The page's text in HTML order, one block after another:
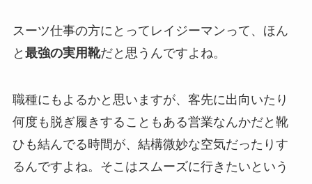
スーツ仕事の方にとってレイジーマンって、ほん
と 最強の実用靴だと思うんですよね。
職種にもよるかと思いますが、客先に出向いたり
何度も脱ぎ履きすることもある営業なんかだと靴
ひも結んでる時間が、結構微妙な空気だったりす
るんですよね。そこはスムーズに行きたいという